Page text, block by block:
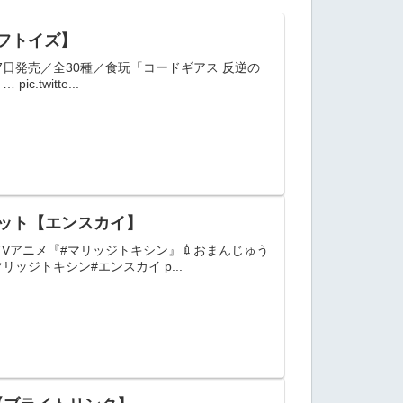
イズ】
発売／全30種／食玩「コードギアス 反逆の
pic.twitte...
ト【エンスカイ】
ニメ『#マリッジトキシン』💉おまんじゅう
ッジトキシン#エンスカイ p...